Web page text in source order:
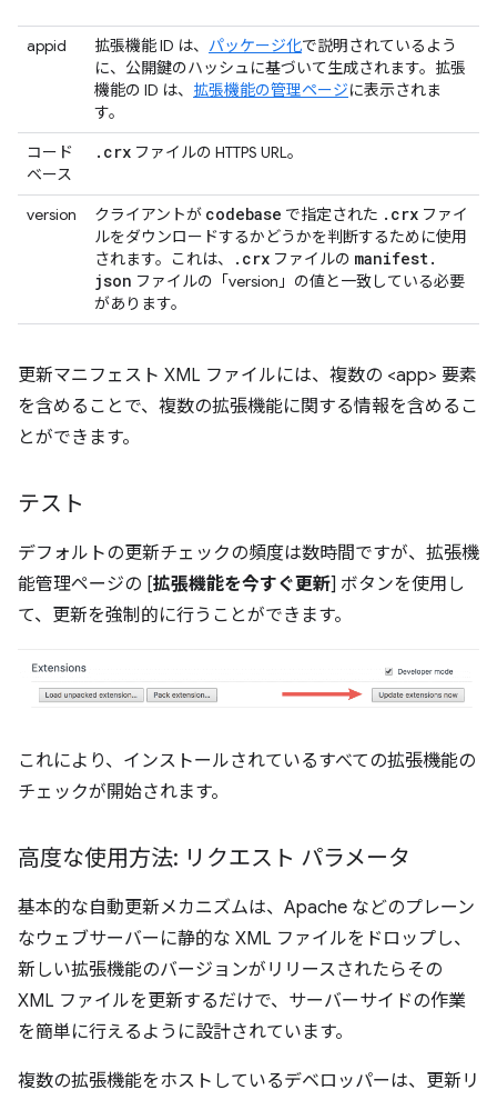
appid 拡張機能 ID は、 パッケージ化で説明されているよう
に、公開鍵のハッシュに基づいて生成されます。拡張
機能の ID は、 拡張機能の管理ページに表示されま
す。
コード
ベース
. crx ファイルの HTTPS URL。
version クライアントが codebase で指定された . crx ファイ
ルをダウンロードするかどうかを判断するために使用
されます。これは、
. crx ファイルの manifest.
json ファイルの「version」の値と一致している必要
があります。
更新マニフェスト XML ファイルには、複数の <app> 要素
を含めることで、複数の拡張機能に関する情報を含めるこ
とができます。
テスト
デフォルトの更新チェックの頻度は数時間ですが、拡張機
能管理ページの [拡張機能を今すぐ更新] ボタンを使用し
て、更新を強制的に行うことができます。
これにより、インストールされているすべての拡張機能の
チェックが開始されます。
高度な使用方法: リクエスト パラメータ
基本的な自動更新メカニズムは、Apache などのプレーン
なウェブサーバーに静的な XML ファイルをドロップし、
新しい拡張機能のバージョンがリリースされたらその
XML ファイルを更新するだけで、サーバーサイドの作業
を簡単に行えるように設計されています。
複数の拡張機能をホストしているデベロッパーは、更新リ